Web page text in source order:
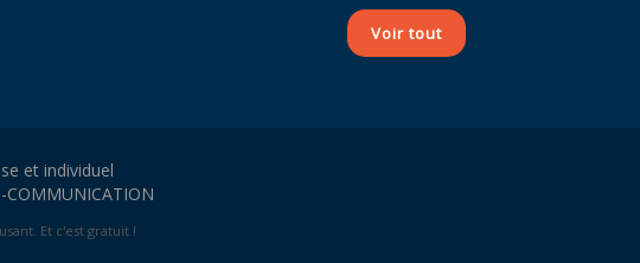
Voir tout
et individuel
COMMUNICATION
Et c'est gratuit !